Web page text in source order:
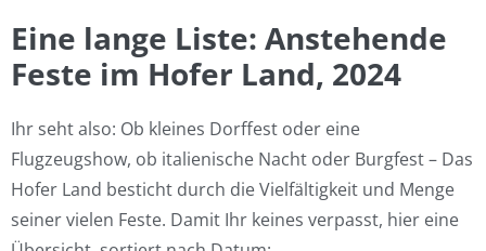
Eine lange Liste: Anstehende
Feste im Hofer Land, 2024
Ihr seht also: Ob kleines Dorffest oder eine
Flugzeugshow, ob italienische Nacht oder Burgfest – Das
Hofer Land besticht durch die Vielfältigkeit und Menge
seiner vielen Feste. Damit Ihr keines verpasst, hier eine